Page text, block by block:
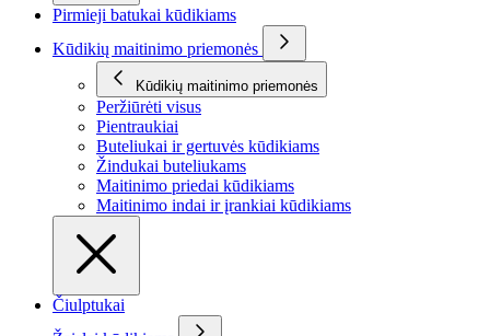
Pirmieji batukai kūdikiams
Kūdikių maitinimo priemonės
Kūdikių maitinimo priemonės
Peržiūrėti visus
Pientraukiai
Buteliukai ir gertuvės kūdikiams
Žindukai buteliukams
Maitinimo priedai kūdikiams
Maitinimo indai ir įrankiai kūdikiams
Čiulptukai